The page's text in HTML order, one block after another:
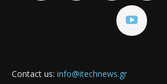
Contact us: info@itechnews.gr